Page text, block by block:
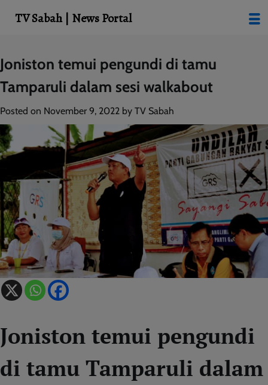
Skip
to
content
Joniston temui pengundi di tamu
Tamparuli dalam sesi walkabout
Posted on November 9, 2022 by TV Sabah
Joniston temui pengundi
di tamu Tamparuli dalam
TV Sabah | News Portal